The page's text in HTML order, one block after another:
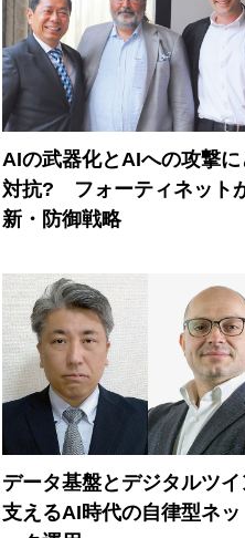
AIの武器化とAIへの攻撃に
対抗? フォーティネット
新・防御戦略
データ基盤とデジタルツ
支えるAI時代の自律型ネッ